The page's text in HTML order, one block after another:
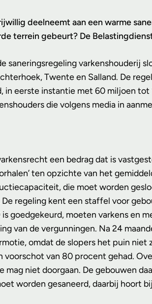
deelneemt aan een warme
terrein gebeurt? De
saneringsregeling varkenshouderij
Twente en Salland. De
in eerste instantie met 60 miljoen
die volgens media in
een bedrag dat is
ten opzichte van het
die moet worden
regeling kent een staffel voor
is goedgekeurd, moeten varkens en
van de vergunningen. Na 24
omdat de slopers het puin
voorschot van 80 procent gehad.
mag niet doorgaan. De gebouwen
worden gesaneerd, daarbij hoort